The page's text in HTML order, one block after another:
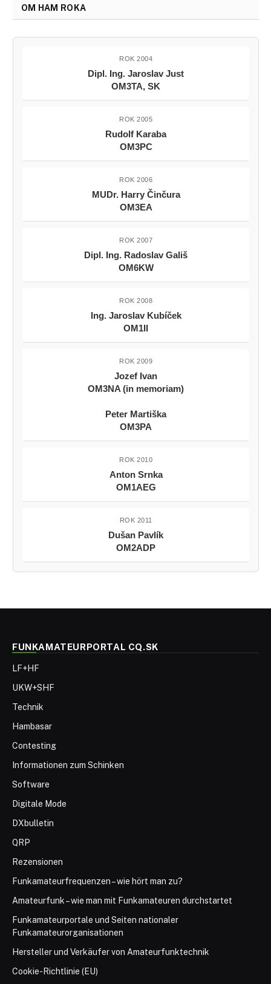
OM HAM ROKA
ROK 2004
Dipl. Ing. Jaroslav Just
OM3TA, SK
ROK 2005
Rudolf Karaba
OM3PC
ROK 2006
MUDr. Harry Činčura
OM3EA
ROK 2007
Dipl. Ing. Radoslav Gališ
OM6KW
ROK 2008
Ing. Jaroslav Kubíček
OM1II
ROK 2009
Jozef Ivan
OM3NA (in memoriam)
Peter Martiška
OM3PA
ROK 2010
Anton Srnka
OM1AEG
ROK 2011
Dušan Pavlík
OM2ADP
FUNKAMATEURPORTAL CQ.SK
LF+HF
UKW+SHF
Technik
Hambasar
Contesting
Informationen zum Schinken
Software
Digitale Mode
DXbulletin
QRP
Rezensionen
Funkamateurfrequenzen – wie hört man zu?
Amateurfunk – wie man mit Funkamateuren durchstartet
Funkamateurportale und Seiten nationaler
Funkamateurorganisationen
Hersteller und Verkäufer von Amateurfunktechnik
Cookie-Richtlinie (EU)